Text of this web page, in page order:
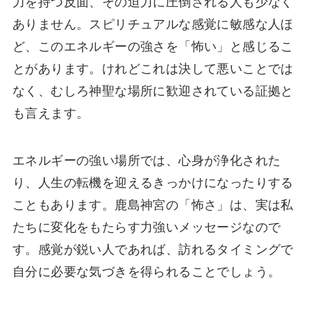
ありません。スピリチュアルな感覚に敏感な人ほ
ど、このエネルギーの強さを「怖い」と感じるこ
とがあります。けれどこれは決して悪いことでは
なく、むしろ神聖な場所に歓迎されている証拠と
も言えます。
エネルギーの強い場所では、心身が浄化された
り、人生の転機を迎えるきっかけになったりする
こともあります。鹿島神宮の「怖さ」は、実は私
たちに変化をもたらす力強いメッセージなので
す。感覚が鋭い人であれば、訪れるタイミングで
自分に必要な気づきを得られることでしょう。